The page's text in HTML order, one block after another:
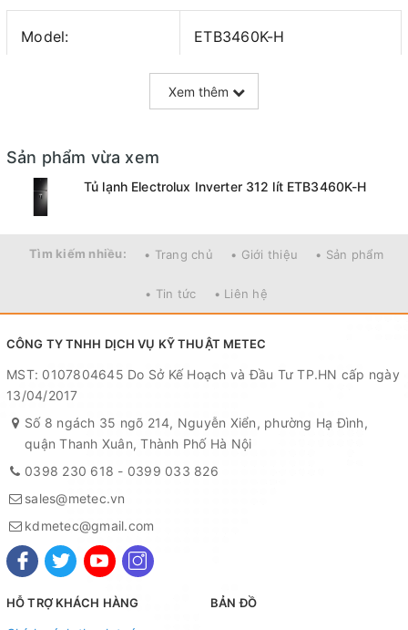
Model: ETB3460K-H
Đen
Xuất xứ: Thái Lan
Năm ra mắt : 2021
Thời gian bảo hành: 24 Tháng
Địa điểm bảo hành: Hãng
Kiểu tủ lạnh:
Dung tích tủ lạnh:
Dung tích sử dụng:
Xem thêm
Sản phẩm vừa xem
Tủ lạnh Electrolux Inverter 312 lít ETB3460K-H
Tìm kiếm nhiều: • Trang chủ • Giới thiệu • Sản phẩm
• Tin tức • Liên hệ
CÔNG TY TNHH DỊCH VỤ KỸ THUẬT METEC
MST: 0107804645 Do Sở Kế Hoạch và Đầu Tư TP.HN cấp ngày
13/04/2017
Số 8 ngách 35 ngõ 214, Nguyễn Xiển, phường Hạ Đình,
quận Thanh Xuân, Thành Phố Hà Nội
0398 230 618 - 0399 033 826
sales@metec.vn
kdmetec@gmail.com
HỖ TRỢ KHÁCH HÀNG BẢN ĐỒ